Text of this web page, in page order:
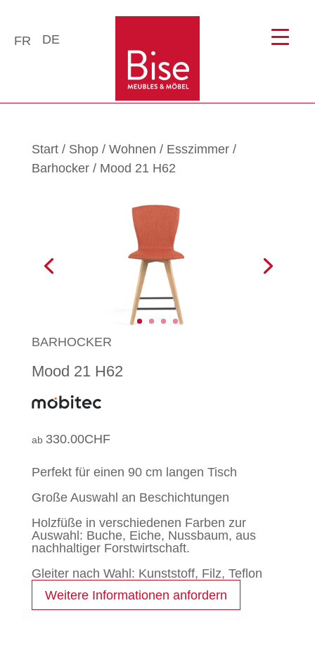
FR DE
Start/ Shop/ Wohnen / Esszimmer/
Barhocker/ Mood 21 H62
BARHOCKER
Mood 21 H62
330.00CHF
Perfekt für einen 90 cm langen Tisch
Große Auswahl an Beschichtungen
Holzfüße in verschiedenen Farben zur
Auswahl: Buche, Eiche, Nussbaum, aus
nachhaltiger Forstwirtschaft.
Gleiter nach Wahl: Kunststoff, Filz, Teflon
Weitere Informationen anfordern